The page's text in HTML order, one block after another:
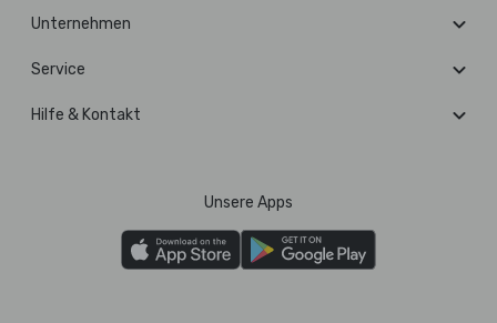
Unternehmen
Service
Hilfe & Kontakt
Unsere Apps